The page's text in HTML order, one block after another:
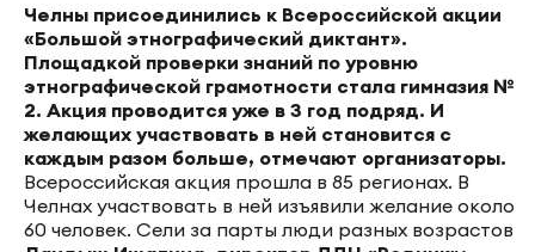
Челны присоединились к Всероссийской акции
«Большой этнографический диктант».
Площадкой проверки знаний по уровню
этнографической грамотности стала гимназия №
2. Акция проводится уже в 3 год подряд. И
желающих участвовать в ней становится с
каждым разом больше, отмечают организаторы.
Всероссийская акция прошла в 85 регионах. В
Челнах участвовать в ней изъявили желание около
60 человек. Сели за парты люди разных возрастов